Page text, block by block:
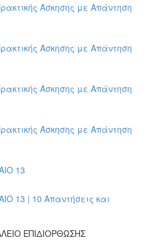
Άσκησης με Απάντηση
Άσκησης με Απάντηση
Άσκησης με Απάντηση
Άσκησης με Απάντηση
13
13 | 10 Απαντήσεις και
ΕΠΙΔΙΟΡΘΩΣΗΣ